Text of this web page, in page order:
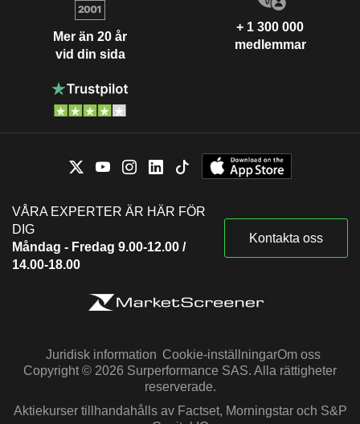
Mer än 20 år
vid din sida
+ 1 300 000
medlemmar
VÅRA EXPERTER ÄR HÄR FÖR
DIG
Måndag - Fredag 9.00-12.00 /
14.00-18.00
Kontakta oss
Juridisk information Cookie-inställningarOm oss
Copyright © 2026 Surperformance SAS. Alla rättigheter
reserverade.
Aktiekurser tillhandahålls av Factset, Morningstar och S&P